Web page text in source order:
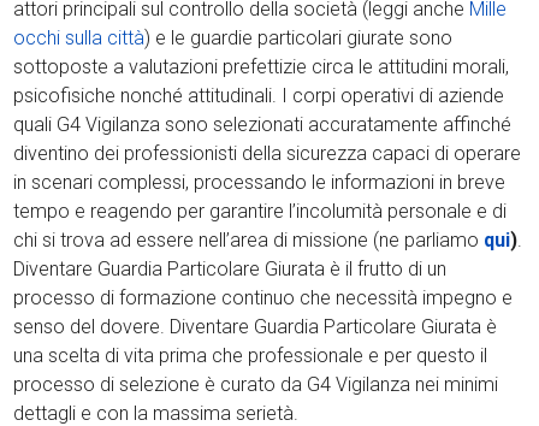
attori principali sul controllo della società (leggi anche Mille
occhi sulla città) e le guardie particolari giurate sono
sottoposte a valutazioni prefettizie circa le attitudini morali,
psicofisiche nonché attitudinali. I corpi operativi di aziende
quali G4 Vigilanza sono selezionati accuratamente affinché
diventino dei professionisti della sicurezza capaci di operare
in scenari complessi, processando le informazioni in breve
tempo e reagendo per garantire l’incolumità personale e di
chi si trova ad essere nell’area di missione (ne parliamo qui)
Diventare Guardia Particolare Giurata è il frutto di un
processo di formazione continuo che necessità impegno e
senso del dovere. Diventare Guardia Particolare Giurata è
una scelta di vita prima che professionale e per questo il
processo di selezione è curato da G4 Vigilanza nei minimi
dettagli e con la massima serietà.